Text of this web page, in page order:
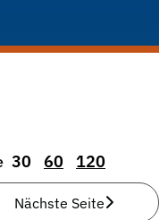
30 60 120
Nächste Seite